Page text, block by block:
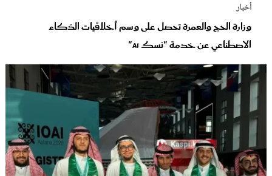
أخبار
وزارة الحج والعمرة تحصل على وسم أخلاقيات الذكاء
الاصطناعي عن خدمة "نسك AI"